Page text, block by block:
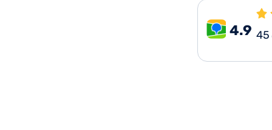
4.9 45